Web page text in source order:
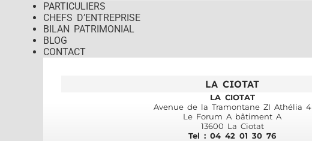
PARTICULIERS
CHEFS D’ENTREPRISE
BILAN PATRIMONIAL
BLOG
CONTACT
LA CIOTAT
LA CIOTAT
Avenue de la Tramontane ZI Athélia 4
Le Forum A bâtiment A
13600 La Ciotat
Tel : 04 42 01 30 76